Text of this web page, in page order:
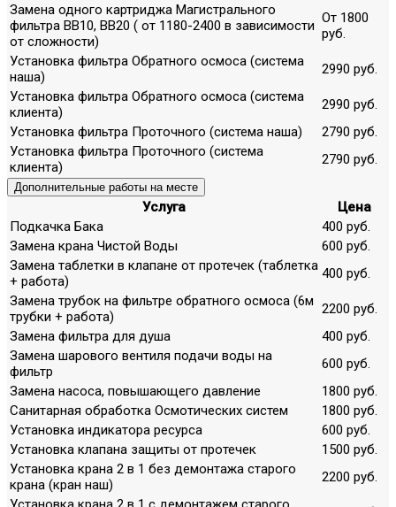
Замена одного картриджа Магистрального
фильтра ВВ10, ВВ20 ( от 1180-2400 в зависимости
от сложности)
От 1800
руб.
Установка фильтра Обратного осмоса (система
наша)
2990 руб.
Установка фильтра Обратного осмоса (система
клиента)
2990 руб.
Установка фильтра Проточного (система наша)
2790 руб.
Установка фильтра Проточного (система
клиента)
2790 руб.
Дополнительные работы на месте
Услуга
Цена
Подкачка Бака
400 руб.
Замена крана Чистой Воды
600 руб.
Замена таблетки в клапане от протечек (таблетка
+ работа)
400 руб.
Замена трубок на фильтре обратного осмоса (6м
трубки + работа)
2200 руб.
Замена фильтра для душа
400 руб.
Замена шарового вентиля подачи воды на
фильтр
600 руб.
Замена насоса, повышающего давление
1800 руб.
Санитарная обработка Осмотических систем
1800 руб.
Установка индикатора ресурса
600 руб.
Установка клапана защиты от протечек
1500 руб.
Установка крана 2 в 1 без демонтажа старого
крана (кран наш)
2200 руб.